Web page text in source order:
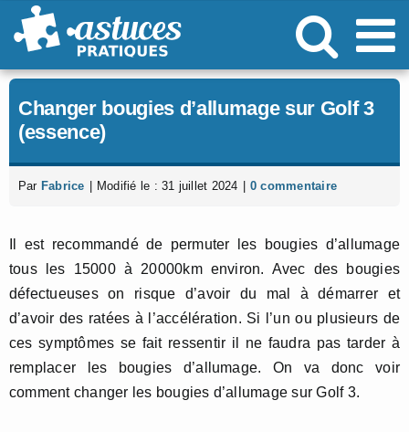
Passer
au
Changer bougies d’allumage sur Golf 3
(essence)
Par Fabrice Modifié le : 31 juillet 2024 0 commentaire
Il est recommandé de permuter les bougies d’allumage
tous les 15000 à 20000km environ. Avec des bougies
défectueuses on risque d’avoir du mal à démarrer et
d’avoir des ratées à l’accélération. Si l’un ou plusieurs de
ces symptômes se fait ressentir il ne faudra pas tarder à
remplacer les bougies d’allumage. On va donc voir
comment changer les bougies d’allumage sur Golf 3.